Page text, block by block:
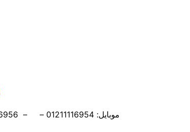
موبايل: 01211116954 – – 01211116956 – – 01211116958 – 01211116959 – 01211116962